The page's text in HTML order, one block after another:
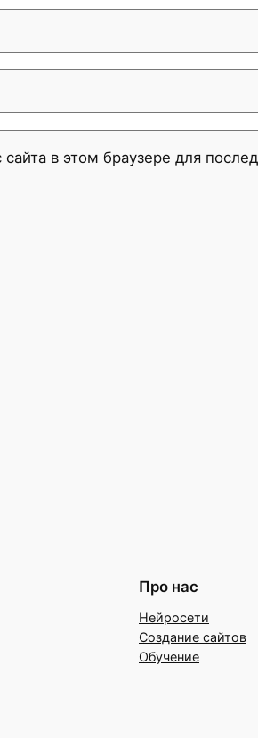
в этом браузере для
Про нас
Нейросети
Создание сайтов
Обучение